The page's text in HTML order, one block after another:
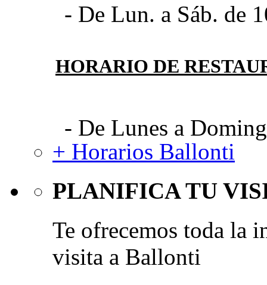
- De Lun. a Sáb. de
HORARIO DE
- De Lunes a
+ Horarios Ballonti
PLANIFICA TU
Te ofrecemos toda la
visita a Ballonti